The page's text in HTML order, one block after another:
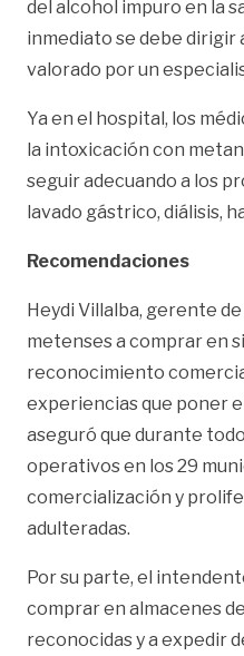
del alcohol impuro en la
inmediato se debe dirigir
valorado por un
Ya en el hospital, los
la intoxicación con
seguir adecuando a los
lavado gástrico, diálisis,
Recomendaciones
Heydi Villalba, gerente
metenses a comprar en
reconocimiento
experiencias que poner
aseguró que durante
operativos en los 29
comercialización y
adulteradas.
Por su parte, el
comprar en almacenes
reconocidas y a expedir